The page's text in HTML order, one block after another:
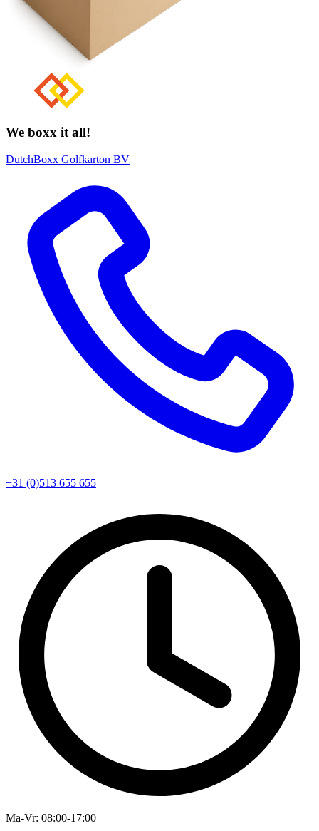
We boxx it all!
DutchBoxx Golfkarton BV
+31 (0)513 655 655
Ma-Vr: 08:00-17:00